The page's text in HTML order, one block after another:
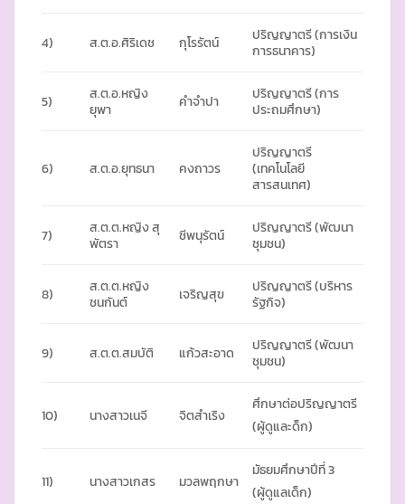
4) ส.ต.อ.ศิริเดช กุโรรัตน์
ปริญญาตรี (การเงิน
การธนาคาร)
5)
ส.ต.อ.หญิง
ยุพา
คำจำปา
ปริญญาตรี (การ
ประถมศึกษา)
6) ส.ต.อ.ยุทธนา คงถาวร
ปริญญาตรี
(เทคโนโลยี
สารสนเทศ)
7)
ส.ต.ต.หญิง สุ
พัตรา
ชีพนุรัตน์
ปริญญาตรี (พัฒนา
ชุมชน)
8)
ส.ต.ต.หญิง
ชนกันต์
เจริญสุข
ปริญญาตรี (บริหาร
รัฐกิจ)
9) ส.ต.ต.สมบัติ แก้วสะอาด
ปริญญาตรี (พัฒนา
ชุมชน)
10) นางสาวเนจี จิตสำเริง
ศึกษาต่อปริญญาตรี
(ผู้ดูและด็ก)
11) นางสาวเกสร มวลพฤกษา
มัธยมศึกษาปีที่ 3
(ผู้ดูแลเด็ก)